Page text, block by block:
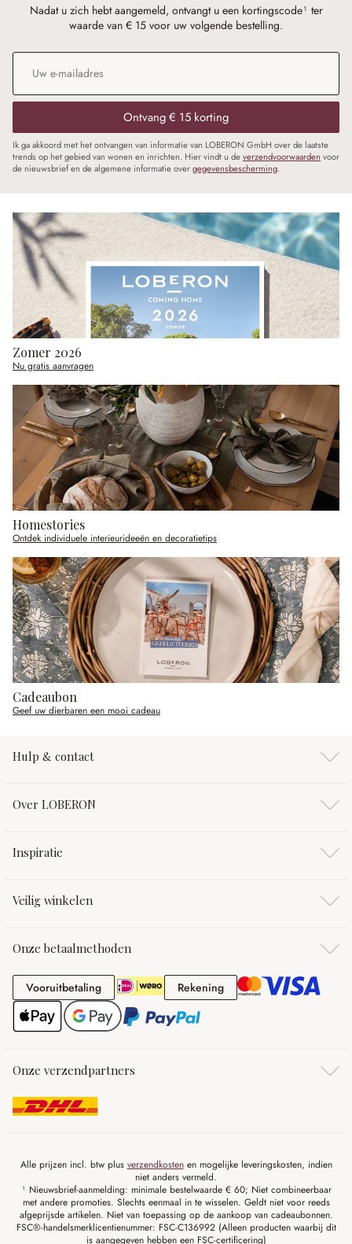
Nadat u zich hebt aangemeld, ontvangt u een kortingscode¹ ter
waarde van € 15 voor uw volgende bestelling.
E-mailadres
Ontvang € 15 korting
Ik ga akkoord met het ontvangen van informatie van LOBERON GmbH over de laatste
trends op het gebied van wonen en inrichten. Hier vindt u deverzendvoorwaarden voor
de nieuwsbrief en de algemene informatie overgegevensbescherming.
Zomer 2026
Nu gratis aanvragen
Homestories
Ontdek individuele interieurideeën en decoratietips
Cadeaubon
Geef uw dierbaren een mooi cadeau
Hulp & contact
Over LOBERON
Inspiratie
Veilig winkelen
Onze betaalmethoden
VooruitbetalingVooruitbetaling RekeningRekening
Onze verzendpartners
Alle prijzen incl. btw plus verzendkostenen mogelijke leveringskosten, indien
niet anders vermeld.
¹ Nieuwsbrief-aanmelding: minimale bestelwaarde € 60; Niet combineerbaar
met andere promoties. Slechts eenmaal in te wisselen. Geldt niet voor reeds
afgeprijsde artikelen. Niet van toepassing op de aankoop van cadeaubonnen.
FSC®-handelsmerklicentienummer: FSC-C136992 (Alleen producten waarbij dit
is aangegeven hebben een FSC-certificering)